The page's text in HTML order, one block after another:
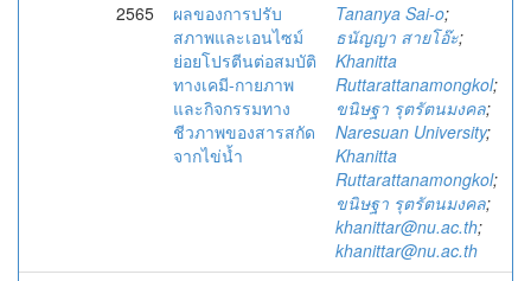
2565
ผลของการปรับ
สภาพและเอนไซม์
ย่อยโปรตีนต่อสมบัติ
ทางเคมี-กายภาพ
และกิจกรรมทาง
ชีวภาพของสารสกัด
จากไข่น้ำ
Tananya Sai-o;
ธนัญญา สายโอ๊ะ;
Khanitta
Ruttarattanamongkol;
ขนิษฐา รุตรัตนมงคล;
Naresuan University;
Khanitta
Ruttarattanamongkol;
ขนิษฐา รุตรัตนมงคล;
khanittar@nu.ac.th;
khanittar@nu.ac.th